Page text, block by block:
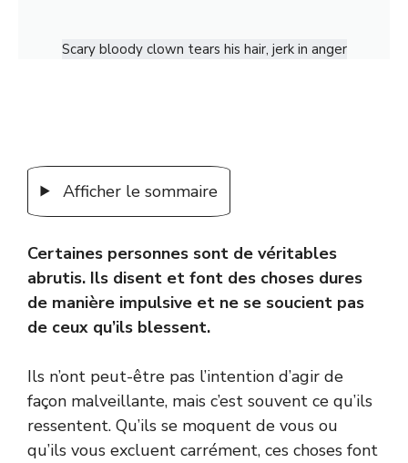
Scary bloody clown tears his hair, jerk in anger
Afficher le sommaire
Certaines personnes sont de véritables
abrutis. Ils disent et font des choses dures
de manière impulsive et ne se soucient pas
de ceux qu’ils blessent.
Ils n’ont peut-être pas l’intention d’agir de
façon malveillante, mais c’est souvent ce qu’ils
ressentent. Qu’ils se moquent de vous ou
qu’ils vous excluent carrément, ces choses font